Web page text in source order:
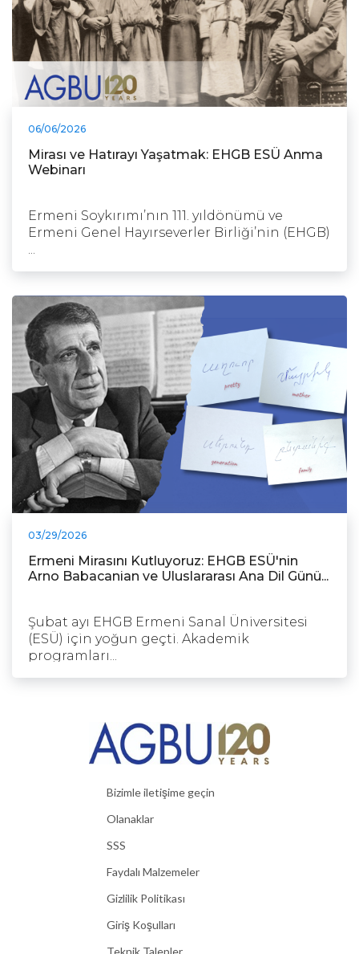
06/06/2026
Mirası ve Hatırayı Yaşatmak: EHGB ESÜ Anma
Webinarı
Ermeni Soykırımı’nın 111. yıldönümü ve
Ermeni Genel Hayırseverler Birliği’nin (EHGB)
03/29/2026
Ermeni Mirasını Kutluyoruz: EHGB ESÜ'nin
Arno Babacanian ve Uluslararası Ana Dil Günü...
Şubat ayı EHGB Ermeni Sanal Üniversitesi
(ESÜ) için yoğun geçti. Akademik
programları...
Bizimle iletişime geçin
Olanaklar
SSS
Faydalı Malzemeler
Gizlilik Politikası
Giriş Koşulları
Teknik Talepler